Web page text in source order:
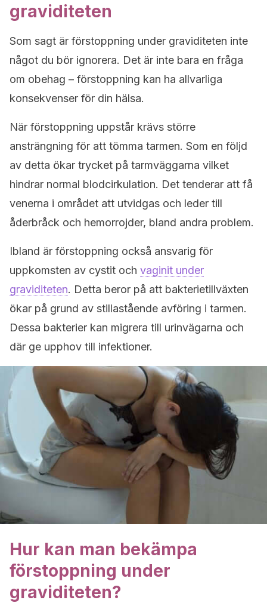
graviditeten
Som sagt är förstoppning under graviditeten inte
något du bör ignorera. Det är inte bara en fråga
om obehag – förstoppning kan ha allvarliga
konsekvenser för din hälsa.
När förstoppning uppstår krävs större
ansträngning för att tömma tarmen. Som en följd
av detta ökar trycket på tarmväggarna vilket
hindrar normal blodcirkulation. Det tenderar att få
venerna i området att utvidgas och leder till
åderbråck och hemorrojder, bland andra problem.
Ibland är förstoppning också ansvarig för
uppkomsten av cystit och vaginit under
graviditeten. Detta beror på att bakterietillväxten
ökar på grund av stillastående avföring i tarmen.
Dessa bakterier kan migrera till urinvägarna och
där ge upphov till infektioner.
Hur kan man bekämpa
förstoppning under
graviditeten?